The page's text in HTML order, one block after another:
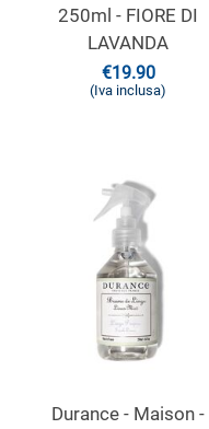
250ml - FIORE DI
LAVANDA
€19.90
(Iva inclusa)
Durance - Maison -